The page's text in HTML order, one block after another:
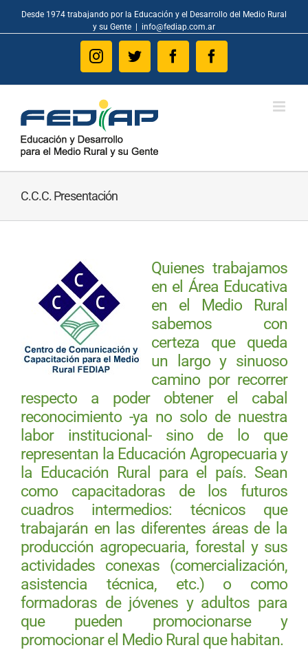
content
Desde 1974 trabajando por la Educación y el Desarrollo del Medio Rural
y su Gente
info@fediap.com.ar
InstagramTwitter Facebook
C.C.C. Presentación
Quienes trabajamos
en el Área Educativa
en el Medio Rural
sabemos con
certeza que queda
un largo y sinuoso
camino por recorrer
respecto a poder obtener el cabal
reconocimiento -ya no solo de nuestra
labor institucional- sino de lo que
representan la Educación Agropecuaria y
la Educación Rural para el país. Sean
como capacitadoras de los futuros
cuadros intermedios: técnicos que
trabajarán en las diferentes áreas de la
producción agropecuaria, forestal y sus
actividades conexas (comercialización,
asistencia técnica, etc.) o como
formadoras de jóvenes y adultos para
que pueden promocionarse y
promocionar el Medio Rural que habitan.